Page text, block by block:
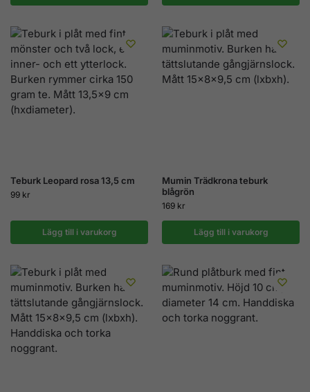
Teburk Leopard rosa 13,5 cm
99 kr
Lägg till i varukorg
Mumin Trädkrona teburk
blågrön
169 kr
Lägg till i varukorg